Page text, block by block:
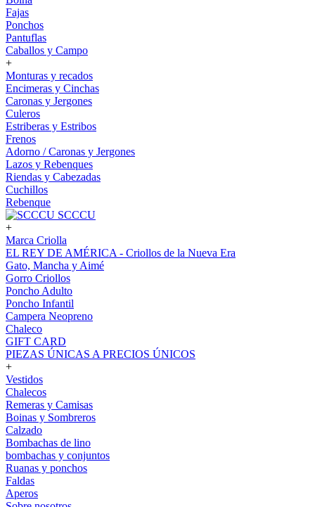
Fajas
Ponchos
Pantuflas
Caballos y Campo
+
Monturas y recados
Encimeras y Cinchas
Caronas y Jergones
Culeros
Estriberas y Estribos
Frenos
Adorno / Caronas y Jergones
Lazos y Rebenques
Riendas y Cabezadas
Cuchillos
Rebenque
SCCCU
+
Marca Criolla
EL REY DE AMÉRICA - Criollos de la Nueva Era
Gato, Mancha y Aimé
Gorro Criollos
Poncho Adulto
Poncho Infantil
Campera Neopreno
Chaleco
GIFT CARD
PIEZAS ÚNICAS A PRECIOS ÚNICOS
+
Vestidos
Chalecos
Remeras y Camisas
Boinas y Sombreros
Calzado
Bombachas de lino
bombachas y conjuntos
Ruanas y ponchos
Faldas
Aperos